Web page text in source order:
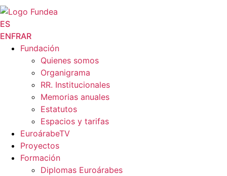
ES
ENFRAR
Fundación
Quienes somos
Organigrama
RR. Institucionales
Memorias anuales
Estatutos
Espacios y tarifas
EuroárabeTV
Proyectos
Formación
Diplomas Euroárabes